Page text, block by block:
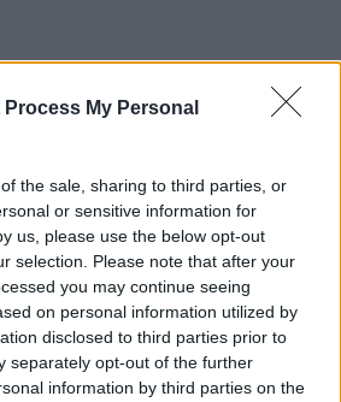
Process My Personal
the sale, sharing to third parties, or
or sensitive information for
us, please use the below opt-out
selection. Please note that after your
you may continue seeing
on personal information utilized by
disclosed to third parties prior to
separately opt-out of the further
information by third parties on the